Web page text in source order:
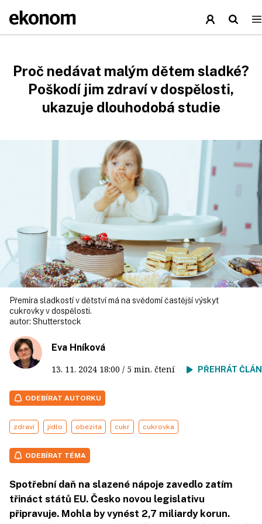
Proč nedávat malým dětem sladké?
Poškodí jim zdraví v dospělosti,
ukazuje dlouhodobá studie
Přemíra sladkostí v dětství má na svědomí častější výskyt
cukrovky v dospělosti.
autor: Shutterstock
Eva Hníková
13. 11. 2024 18:00 / 5 min. čtení PŘEHRÁT
ODEBÍRAT AUTORKU
zdraví jídlo obezita cukr cukrovka
ODEBÍRAT TÉMA
Spotřební daň na slazené nápoje zavedlo zatím
třináct států EU. Česko novou legislativu
připravuje. Mohla by vynést 2,7 miliardy korun.